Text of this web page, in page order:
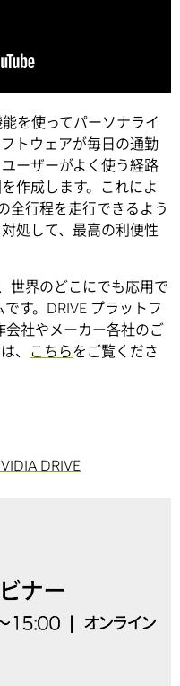
を使ってパーソナライ
トウェアが毎日の通勤
ーザーがよく使う経路
作成します。これによ
全行程を走行できるよう
処して、最高の利便性
世界のどこにでも応用で
す。DRIVE プラットフ
会社やメーカー各社のご
、 こちらをご覧くださ
DRIVE